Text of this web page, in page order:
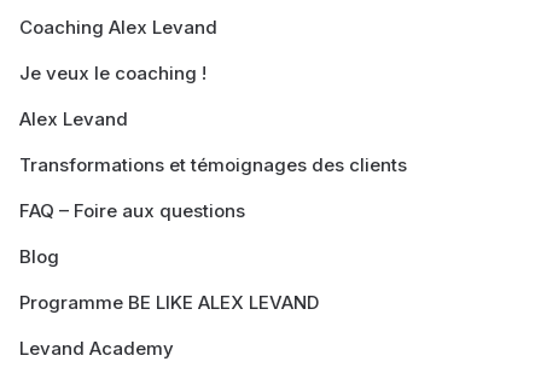
Coaching Alex Levand
Je veux le coaching !
Alex Levand
Transformations et témoignages des clients
FAQ – Foire aux questions
Blog
Programme BE LIKE ALEX LEVAND
Levand Academy